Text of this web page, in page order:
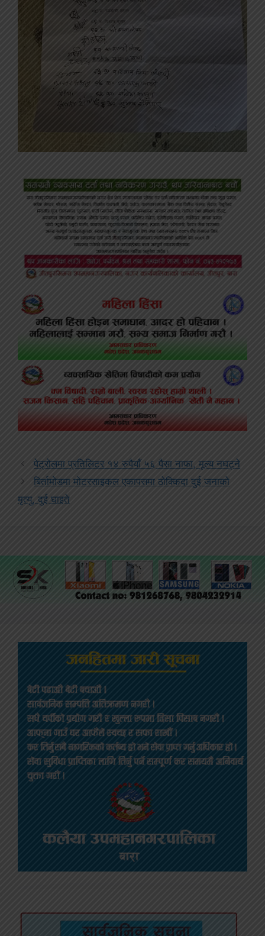
पेट्रोलमा प्रतिलिटर १४ रुपैयाँ ५६ पैसा नाफा, मूल्य नघट्ने
बिर्तामोडमा मोटरसाइकल एकापसमा ठोक्किदा दुई जनाको
मृत्यु, दुई घाइते